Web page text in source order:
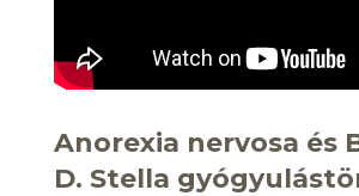
Anorexia nervosa és
D. Stella